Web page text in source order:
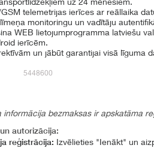
uz 24 mēnešiem.
telemetrijas ierīces ar reāllaika
monitoringu un vadītāju
WEB lietojumprogramma latviešu
ierīcēm.
un jābūt garantijai visā līguma
5448600
informācija bezmaksas ir apskatāma
autorizācija:
reģistrācija: Izvēlieties "Ienākt" un